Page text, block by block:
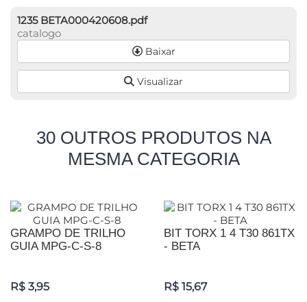
1235 BETA000420608.pdf
catalogo
Baixar
Visualizar
30 OUTROS PRODUTOS NA
MESMA CATEGORIA
GRAMPO DE TRILHO
GUIA MPG-C-S-8
R$ 3,95
BIT TORX 1 4 T30 861TX
- BETA
R$ 15,67